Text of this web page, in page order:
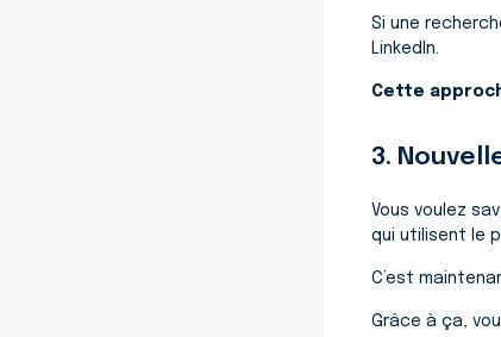
Si une
LinkedIn.
Cette
3.
Vous voulez
qui utilisent le
C’est
Grâce à ça,